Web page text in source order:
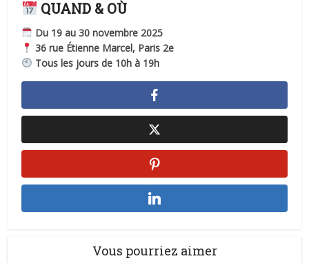
QUAND & OÙ
Du 19 au 30 novembre 2025
36 rue Étienne Marcel, Paris 2e
Tous les jours de 10h à 19h
Vous pourriez aimer